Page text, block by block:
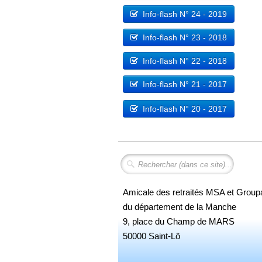
Info-flash N° 24 - 2019
Info-flash N° 23 - 2018
Info-flash N° 22 - 2018
Info-flash N° 21 - 2017
Info-flash N° 20 - 2017
Amicale des retraités MSA et
du département de la Manche
9, place du Champ de MARS
50000 Saint-Lô